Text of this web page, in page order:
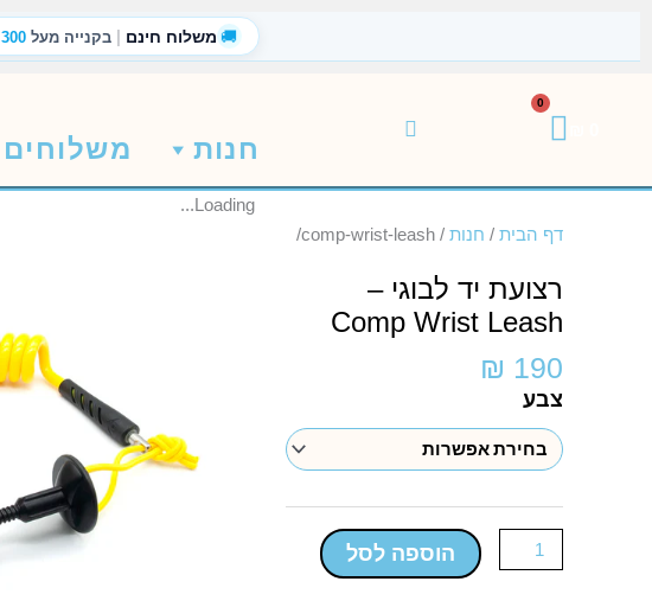
🚚 משלוח חינם | בקנייה מעל300 ₪
0
עגלת
חנות משלוחים
דף הבית / חנות /
comp-wrist-leash/
רצועת יד לבוגי –
Comp Wrist Leash
₪ 190
צבע
כמות
רצועת
לבוגי
-
Comp
הוספה לסל
Loading...